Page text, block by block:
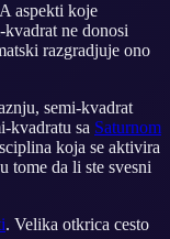
aspekti koje
ne donosi
razgradjuje ono
semi-kvadrat
kvadratu sa Saturnom
koja se aktivira
tome da li ste svesni
. Velika otkrica cesto